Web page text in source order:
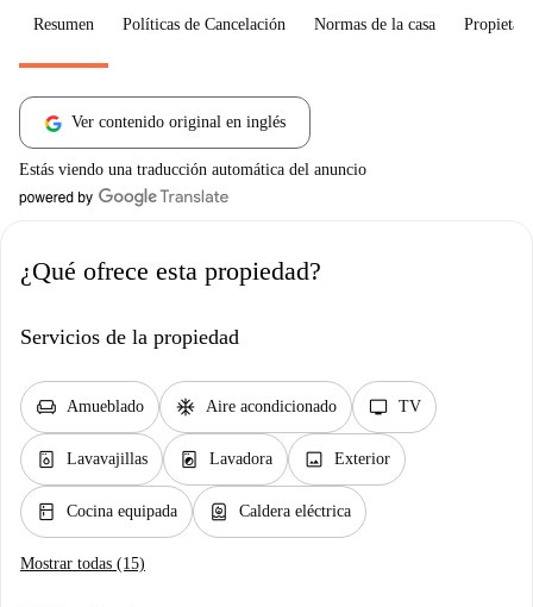
Resumen Políticas de Cancelación Normas de la casa
Ver contenido original en inglés
Estás viendo una traducción automática del anuncio
¿Qué ofrece esta propiedad?
Servicios de la propiedad
chair Amueblado ac_unit Aire acondicionado tv TV
dishwasher_gen Lavavajillas local_laundry_service Lavadora image Exterior
kitchen Cocina equipada water_heater Caldera eléctrica
Mostrar todas (15)